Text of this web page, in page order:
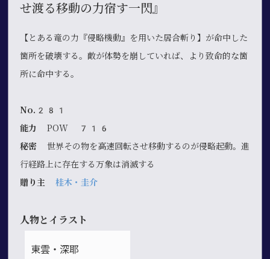
せ渡る移動の力宿す一閃』
【とある竜の力『侵略機動』を用いた居合斬り】が命中した
箇所を破壊する。敵が体勢を崩していれば、より致命的な箇
所に命中する。
No.281
能力POW 716
秘密 世界その物を高速回転させ移動するのが侵略起動。進
行経路上に存在する万象は消滅する
贈り主
桂木・圭介
人物とイラスト
東雲・深耶